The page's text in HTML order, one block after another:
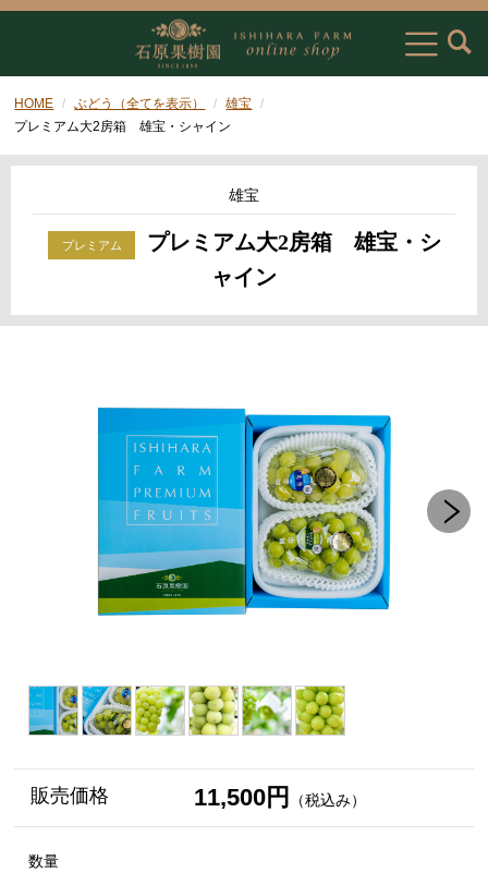
HOME ぶどう（全てを表示）
雄宝
プレミアム大2房箱 雄宝・シャイン
雄宝
プレミアム大2房箱 雄宝・シ
ャイン
販売価格 11,500円 （税込み）
数量